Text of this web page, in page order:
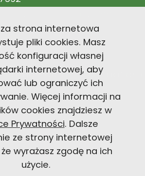
strona internetowa
pliki cookies. Masz
konfiguracji własnej
internetowej, aby
lub ograniczyć ich
Więcej informacji na
cookies znajdziesz w
Prywatności. Dalsze
ze strony internetowej
wyrażasz zgodę na ich
użycie.
300 494